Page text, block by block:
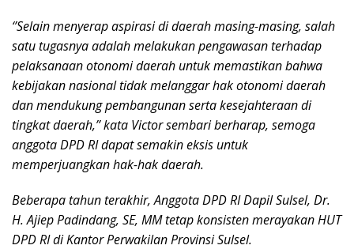
‘’Selain menyerap aspirasi di daerah masing-masing, salah
satu tugasnya adalah melakukan pengawasan terhadap
pelaksanaan otonomi daerah untuk memastikan bahwa
kebijakan nasional tidak melanggar hak otonomi daerah
dan mendukung pembangunan serta kesejahteraan di
tingkat daerah,’’ kata Victor sembari berharap, semoga
anggota DPD RI dapat semakin eksis untuk
memperjuangkan hak-hak daerah.
Beberapa tahun terakhir, Anggota DPD RI Dapil Sulsel, Dr.
H. Ajiep Padindang, SE, MM tetap konsisten merayakan HUT
DPD RI di Kantor Perwakilan Provinsi Sulsel.